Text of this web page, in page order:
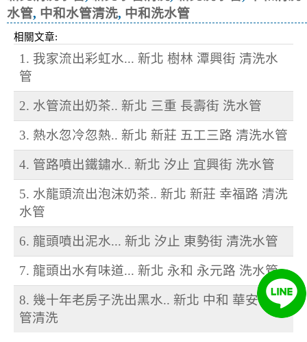
水管, 中和水管清洗, 中和洗水管
相關文章:
1. 我家流出彩虹水... 新北 樹林 潭興街 清洗水
管
2. 水管流出奶茶.. 新北 三重 長壽街 洗水管
3. 熱水忽冷忽熱.. 新北 新莊 五工三路 清洗水管
4. 管路噴出鐵鏽水.. 新北 汐止 宜興街 洗水管
5. 水龍頭流出泡沫奶茶.. 新北 新莊 幸福路 清洗
水管
6. 龍頭噴出泥水... 新北 汐止 東勢街 清洗水管
7. 龍頭出水有味道... 新北 永和 永元路 洗水管
8. 幾十年老房子洗出黑水.. 新北 中和 華安街 水
管清洗